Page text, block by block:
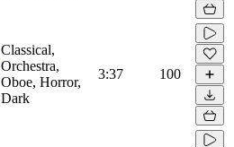
Classical,
Orchestra,
Oboe, Horror,
Dark
3:37 100